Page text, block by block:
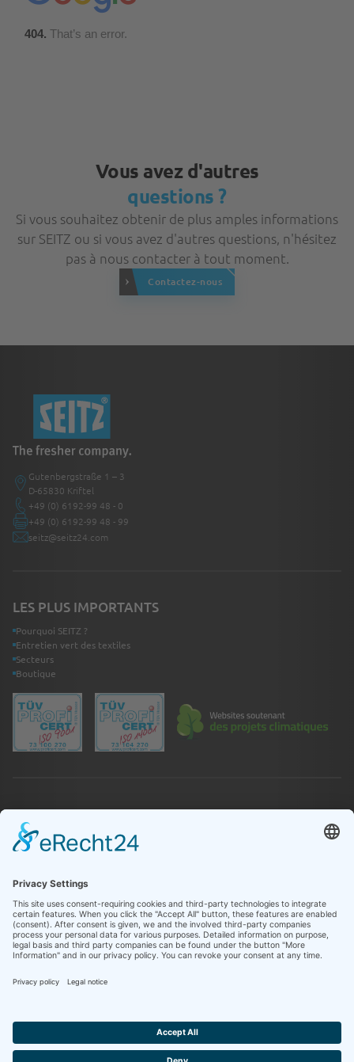
Vous avez d'autres
questions ?
Si vous souhaitez obtenir de plus amples informations
sur SEITZ ou si vous avez d'autres questions, n'hésitez
pas à nous contacter à tout moment.
Contactez-nous
Gutenbergstraße 1 – 3
D-65830 Kriftel
+49 (0) 6192-99 48 - 0
+49 (0) 6192-99 48 - 99
seitz@seitz24.com
LES PLUS IMPORTANTS
Pourquoi SEITZ ?
Entretien vert des textiles
Secteurs
Boutique
DIVERS
Urgence
Contact
LEGAL
Système d'alerte